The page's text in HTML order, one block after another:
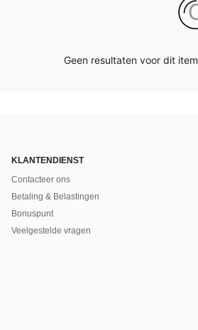
Geen resultaten voor dit
KLANTENDIENST
Contacteer ons
Betaling & Belastingen
Bonuspunt
Veelgestelde vragen